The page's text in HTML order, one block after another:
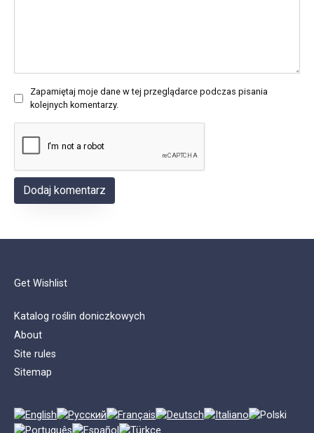
Zapamiętaj moje dane w tej przeglądarce podczas pisania
kolejnych komentarzy.
Get Wishlist
Katalog roślin doniczkowych
About
Site rules
Sitemap